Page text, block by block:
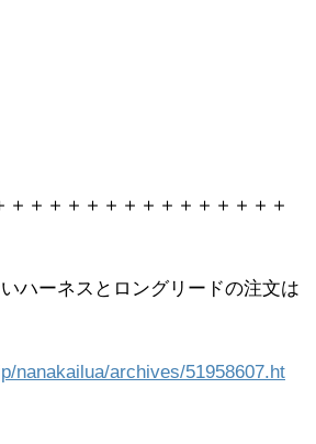
＋＋＋＋＋＋＋＋＋＋＋＋＋＋＋
ハーネスとロングリードの注文は
nanakailua/archives/51958607.ht